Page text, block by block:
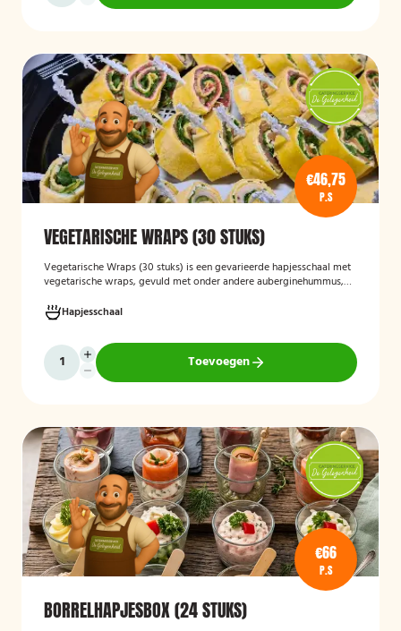
€46,75
P.S
VEGETARISCHE WRAPS (30 STUKS)
Vegetarische Wraps (30 stuks) is een gevarieerde hapjesschaal met
vegetarische wraps, gevuld met onder andere auberginehummus,
smaakvolle en kleurrijke keuze voor borrels, feesten of zakelijke
bijeenkomsten, geschikt voor gasten die vegetarisch eten.
Hapjesschaal
Toevoegen
€66
P.S
BORRELHAPJESBOX (24 STUKS)